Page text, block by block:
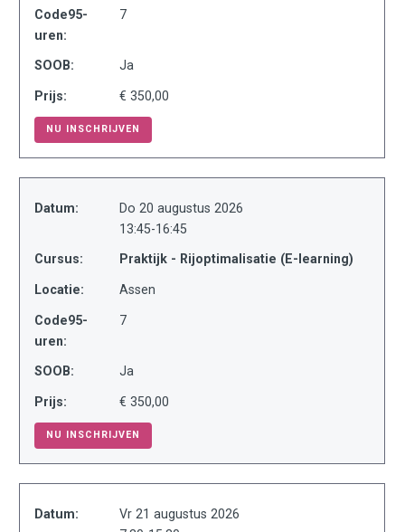
Code95-
uren:
7
SOOB: Ja
Prijs: € 350,00
NU INSCHRIJVEN
Datum:
Do 20 augustus 2026
13:45-16:45
Cursus: Praktijk - Rijoptimalisatie (E-learning)
Locatie: Assen
Code95-
uren:
7
SOOB: Ja
Prijs: € 350,00
NU INSCHRIJVEN
Datum:
Vr 21 augustus 2026